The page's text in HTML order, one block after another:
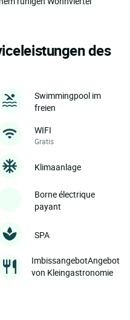
des
Swimmingpool im
freien
WIFI
Gratis
Klimaanlage
Borne électrique
payant
SPA
ImbissangebotAngebot
von Kleingastronomie